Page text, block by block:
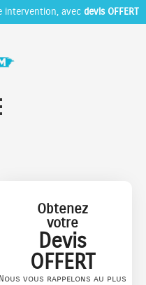
intervention, avec devis OFFERT
Obtenez
votre
Devis
OFFERT
Nous vous rappelons au plus